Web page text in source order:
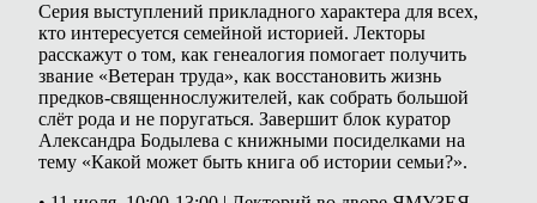
Серия выступлений прикладного характера для всех,
кто интересуется семейной историей. Лекторы
расскажут о том, как генеалогия помогает получить
звание «Ветеран труда», как восстановить жизнь
предков-священнослужителей, как собрать большой
слёт рода и не поругаться. Завершит блок куратор
Александра Бодылева с книжными посиделками на
тему «Какой может быть книга об истории семьи?».